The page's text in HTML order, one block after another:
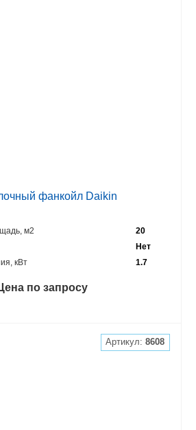
фанкойл Daikin
м2
20
Нет
кВт
1.7
по запросу
Артикул:8608